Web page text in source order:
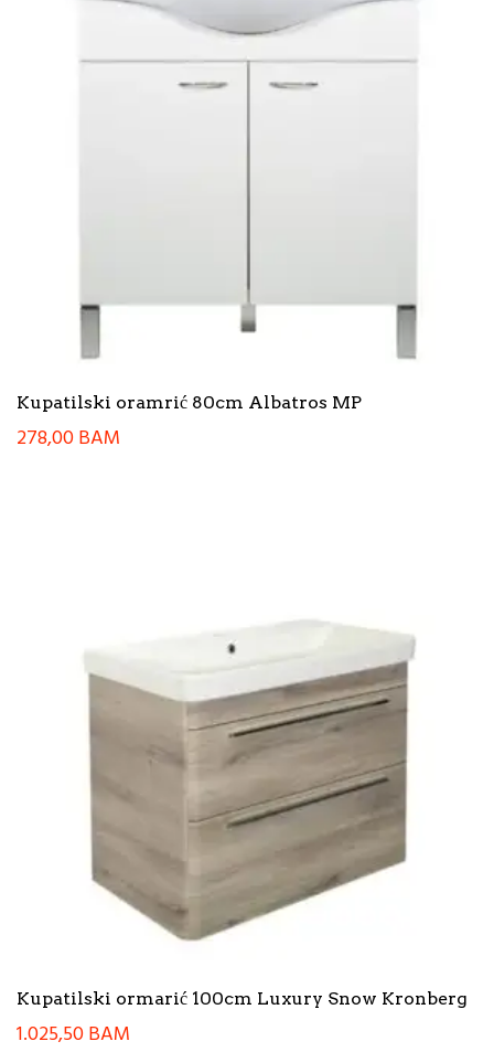
Kupatilski oramrić 80cm Albatros MP
278,00BAM
Kupatilski ormarić 100cm Luxury Snow Kronberg
1.025,50BAM